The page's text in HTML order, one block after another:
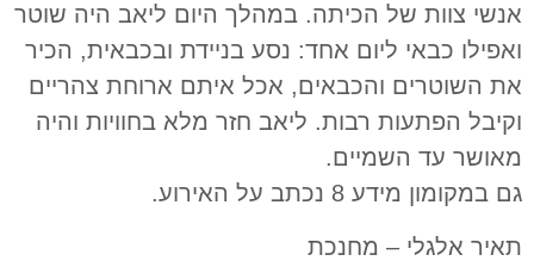
אנשי צוות של הכיתה. במהלך היום ליאב היה שוטר
ואפילו כבאי ליום אחד: נסע בניידת ובכבאית, הכיר
את השוטרים והכבאים, אכל איתם ארוחת צהריים
וקיבל הפתעות רבות. ליאב חזר מלא בחוויות והיה
מאושר עד השמיים.
גם במקומון מידע 8 נכתב על האירוע.
תאיר אלגלי – מחנכת